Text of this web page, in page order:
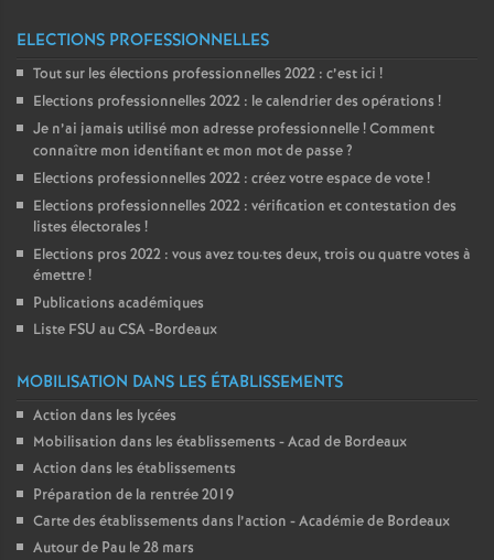
ELECTIONS PROFESSIONNELLES
Tout sur les élections professionnelles 2022 : c’est ici !
Elections professionnelles 2022 : le calendrier des opérations !
Je n’ai jamais utilisé mon adresse professionnelle! Comment
connaître mon identifiant et mon mot de passe?
Elections professionnelles 2022 : créez votre espace de vote!
Elections professionnelles 2022 : vérification et contestation des
listes électorales !
Elections pros 2022 : vous avez tou·tes deux, trois ou quatre votes à
émettre!
Publications académiques
Liste FSU au CSA -Bordeaux
MOBILISATION DANS LES ÉTABLISSEMENTS
Action dans les lycées
Mobilisation dans les établissements - Acad de Bordeaux
Action dans les établissements
Préparation de la rentrée 2019
Carte des établissements dans l’action - Académie de Bordeaux
Autour de Pau le 28 mars